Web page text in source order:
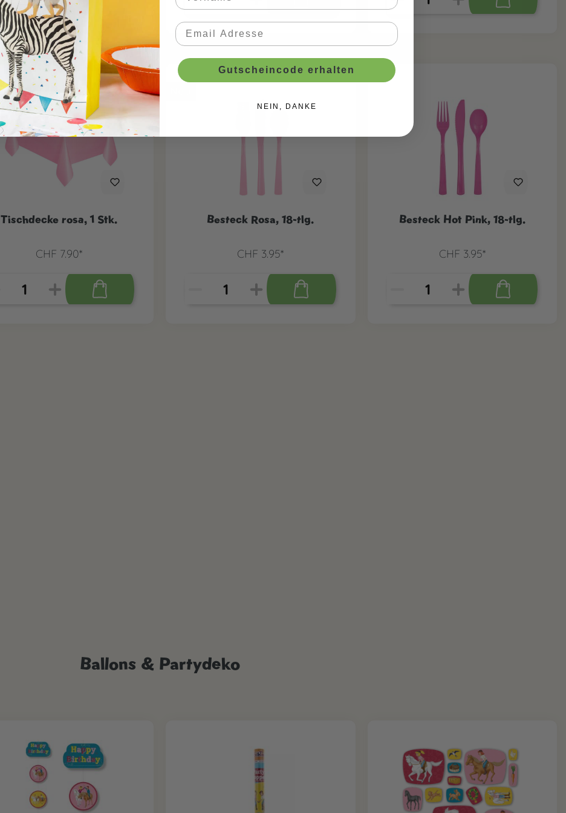
Tischdecke rosa, 1 Stk.
CHF 7.90*
Besteck Rosa, 18-tlg.
CHF 3.95*
Besteck Hot Pink, 18-tlg.
CHF 3.95*
Ballons & Partydeko
Gutscheincode erhalten
NEIN, DANKE